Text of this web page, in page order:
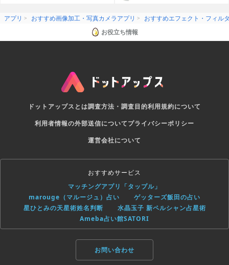
アプリ おすすめ画像加工・写真カメラアプリ
おすすめエフェクト・フィル
お役立ち情報
ドットアップスとは調査方法・調査目的利用規約について
利用者情報の外部送信についてプライバシーポリシー
運営会社について
おすすめサービス
マッチングアプリ「タップル」
marouge（マルージュ）占い
ゲッターズ飯田の占い
星ひとみの天星術姓名判断
水晶玉子 新ペルシャン占星術
Ameba占い館SATORI
お問い合わせ